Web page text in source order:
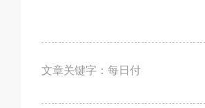
文章关键字： 每日付